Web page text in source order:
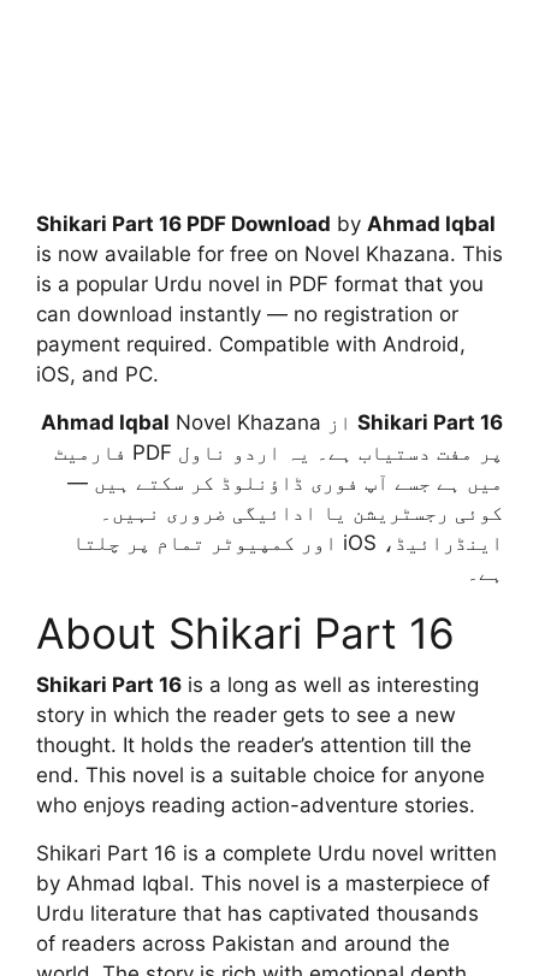
Shikari Part 16 PDF Download by Ahmad Iqbal
is now available for free on Novel Khazana. This
is a popular Urdu novel in PDF format that you
can download instantly — no registration or
payment required. Compatible with Android,
iOS, and PC.
Shikari Part 16 از Ahmad Iqbal Novel Khazana
پر مفت دستیاب ہے۔ یہ اردو ناول PDF فارمیٹ
میں ہے جسے آپ فوری ڈاؤنلوڈ کر سکتے ہیں —
کوئی رجسٹریشن یا ادائیگی ضروری نہیں۔
اینڈرائیڈ، iOS اور کمپیوٹر تمام پر چلتا
ہے۔
About Shikari Part 16
Shikari Part 16 is a long as well as interesting
story in which the reader gets to see a new
thought. It holds the reader’s attention till the
end. This novel is a suitable choice for anyone
who enjoys reading action-adventure stories.
Shikari Part 16 is a complete Urdu novel written
by Ahmad Iqbal. This novel is a masterpiece of
Urdu literature that has captivated thousands
of readers across Pakistan and around the